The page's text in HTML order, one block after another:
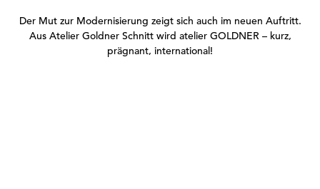
Der Mut zur Modernisierung zeigt sich auch im neuen Auftritt.
Aus Atelier Goldner Schnitt wird atelier GOLDNER – kurz,
prägnant, international!